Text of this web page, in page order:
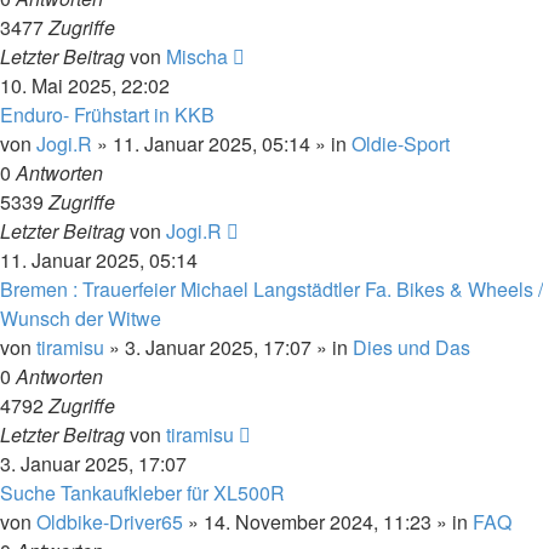
3477Zugriffe
Letzter Beitragvon Mischa
10. Mai 2025, 22:02
Enduro- Frühstart in KKB
von Jogi.R » 11. Januar 2025, 05:14 » in Oldie-Sport
0Antworten
5339Zugriffe
Letzter Beitragvon Jogi.R
11. Januar 2025, 05:14
Bremen : Trauerfeier Michael Langstädtler Fa. Bikes & Wheels /
Wunsch der Witwe
von tiramisu » 3. Januar 2025, 17:07 » in Dies und Das
0Antworten
4792Zugriffe
Letzter Beitragvon tiramisu
3. Januar 2025, 17:07
Suche Tankaufkleber für XL500R
von Oldbike-Driver65 » 14. November 2024, 11:23 » in FAQ